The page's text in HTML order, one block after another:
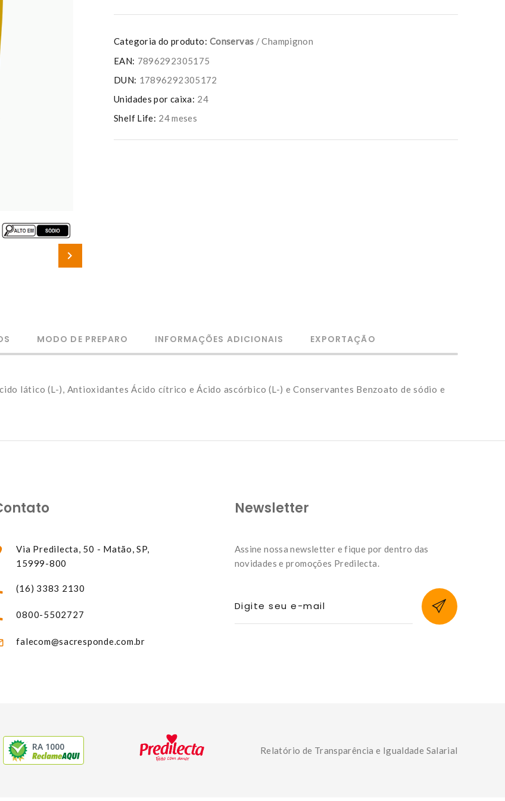
Categoria do produto: Conservas / Champignon
EAN: 7896292305175
DUN: 17896292305172
Unidades por caixa: 24
Shelf Life: 24 meses
MODO DE PREPARO INFORMAÇÕES ADICIONAIS EXPORTAÇÃO
lático (L-), Antioxidantes Ácido cítrico e Ácido ascórbico (L-) e Conservantes Benzoato de sódio e
Via Predilecta, 50 - Matão, SP,
15999-800
(16) 3383 2130
0800-5502727
falecom@sacresponde.com.br
Newsletter
Assine nossa newsletter e fique por dentro das
novidades e promoções Predilecta.
Digite seu e-mail
Relatório de Transparência e Igualdade Salarial
RA 1000